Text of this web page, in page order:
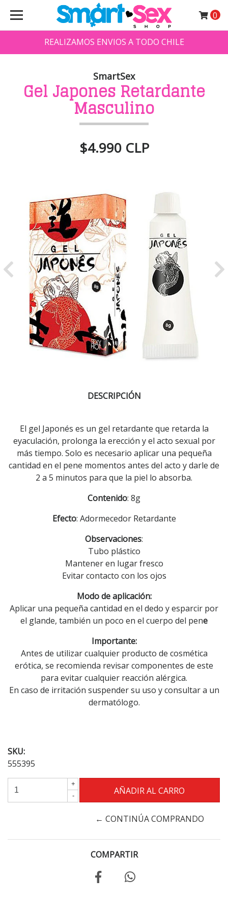
REALIZAMOS ENVIOS A TODO CHILE
0
SmartSex
Gel Japones Retardante
Masculino
$4.990 CLP
Previous
DESCRIPCIÓN
El gel Japonés es un gel retardante que retarda la
eyaculación, prolonga la erección y el acto sexual por
más tiempo. Solo es necesario aplicar una pequeña
cantidad en el pene momentos antes del acto y darle de
2 a 5 minutos para que la piel lo absorba.
Contenido: 8g
Efecto: Adormecedor Retardante
Observaciones:
Tubo plástico
Mantener en lugar fresco
Evitar contacto con los ojos
Modo de aplicación:
Aplicar una pequeña cantidad en el dedo y esparcir por
el glande, también un poco en el cuerpo del pene
Importante:
Antes de utilizar cualquier producto de cosmética
erótica, se recomienda revisar componentes de este
para evitar cualquier reacción alérgica.
En caso de irritación suspender su uso y consultar a un
dermatólogo.
SKU:
555395
+
-
← CONTINÚA COMPRANDO
COMPARTIR